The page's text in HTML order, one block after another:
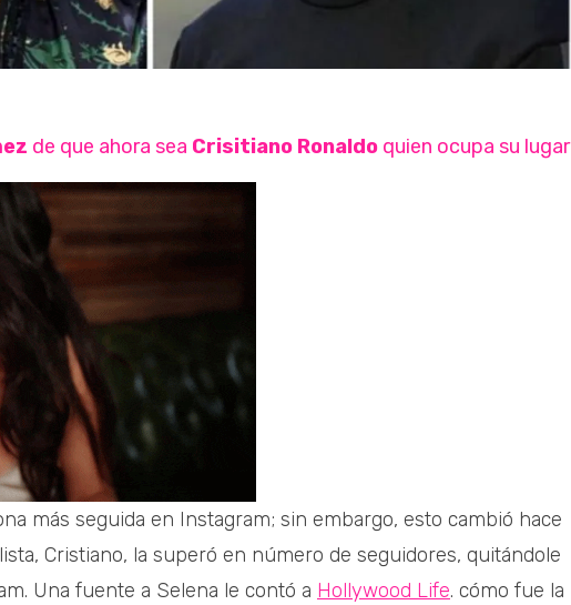
de que ahora sea Crisitiano Ronaldo quien ocupa su lugar
más seguida en Instagram; sin embargo, esto cambió hace
Cristiano, la superó en número de seguidores, quitándole
Una fuente a Selena le contó a Hollywood Life. cómo fue la